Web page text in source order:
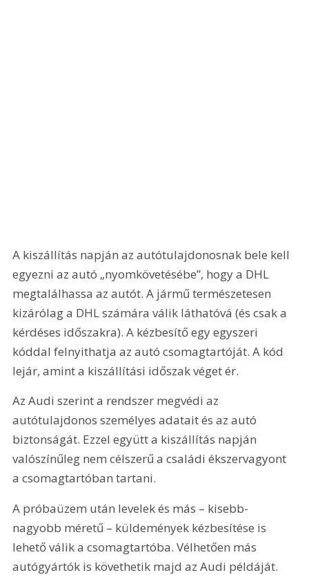
A kiszállítás napján az autótulajdonosnak bele kell
egyezni az autó „nyomkövetésébe”, hogy a DHL
megtalálhassa az autót. A jármű természetesen
kizárólag a DHL számára válik láthatóvá (és csak a
kérdéses időszakra). A kézbesítő egy egyszeri
kóddal felnyithatja az autó csomagtartóját. A kód
lejár, amint a kiszállítási időszak véget ér.
Az Audi szerint a rendszer megvédi az
autótulajdonos személyes adatait és az autó
biztonságát. Ezzel együtt a kiszállítás napján
valószínűleg nem célszerű a családi ékszervagyont
a csomagtartóban tartani.
A próbaüzem után levelek és más – kisebb-
nagyobb méretű – küldemények kézbesítése is
lehető válik a csomagtartóba. Vélhetően más
autógyártók is követhetik majd az Audi példáját.